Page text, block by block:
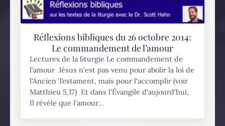
Réflexions bibliques du 26 octobre 2014:
Le commandement de l’amour
Lectures de la liturgie Le commandement de
l’amour Jésus n'est pas venu pour abolir la loi de
l'Ancien Testament, mais pour l'accomplir (voir
Matthieu 5,17) Et dans l'Évangile d'aujourd'hui,
Il révèle que l'amour...